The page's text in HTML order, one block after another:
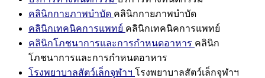
คลินิกกายภาพบำบัด คลินิกกายภาพบำบัด
คลินิกเทคนิคการแพทย์ คลินิกเทคนิคการแพทย์
คลินิกโภชนาการและการกำหนดอาหาร คลินิก
โภชนาการและการกำหนดอาหาร
โรงพยาบาลสัตว์เล็กจุฬาฯ โรงพยาบาลสัตว์เล็กจุฬาฯ